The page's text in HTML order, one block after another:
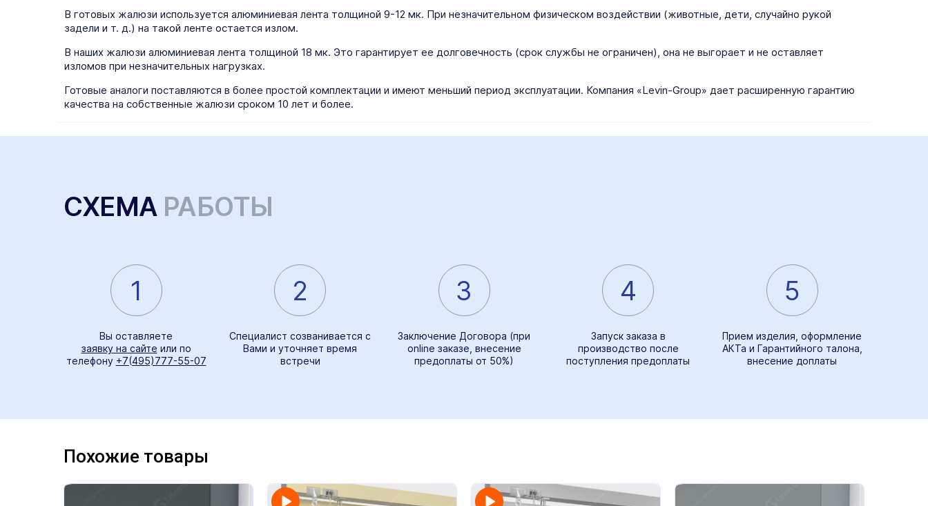
В готовых жалюзи используется алюминиевая лента толщиной 9-12 мк. При незначительном физическом воздействии (животные, дети, случайно рукой
задели и т. д.) на такой ленте остается излом.
В наших жалюзи алюминиевая лента толщиной 18 мк. Это гарантирует ее долговечность (срок службы не ограничен), она не выгорает и не оставляет
изломов при незначительных нагрузках.
Готовые аналоги поставляются в более простой комплектации и имеют меньший период эксплуатации. Компания «Levin-Group» дает расширенную гарантию
качества на собственные жалюзи сроком 10 лет и более.
СХЕМА РАБОТЫ
1
Вы оставляете
заявку на сайте или по
телефону +7(495)777-55-07
2
Специалист созванивается с
Вами и уточняет время
встречи
3
Заключение Договора (при
online заказе, внесение
предоплаты от 50%)
4
Запуск заказа в
производство после
поступления предоплаты
5
Прием изделия, оформление
АКТа и Гарантийного талона,
внесение доплаты
Похожие товары